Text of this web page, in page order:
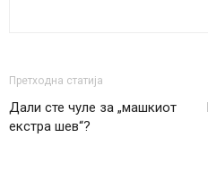
Претходна статија
Дали сте чуле за „машкиот
екстра шев“?